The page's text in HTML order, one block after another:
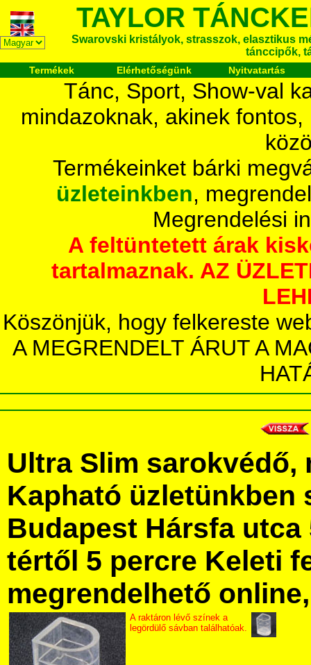
TAYLOR
Swarovski kristályok, strasszok, elasztikus
tánccipők,
Termékek Elérhetőségünk Nyitvatartás
Tánc, Sport, Show-val
mindazoknak, akinek
Termékeinket bárki
üzleteinkben,
Megrendelési
A feltüntetett árak
tartalmaznak. AZ
Köszönjük, hogy felkereste
A MEGRENDELT ÁRUT A
Ultra Slim sarokvédő,
Kapható üzletünkben
Budapest Hársfa utca
tértől 5 percre Keleti
megrendelhető
A raktáron lévő színek a
legördülő sávban találhatóak.